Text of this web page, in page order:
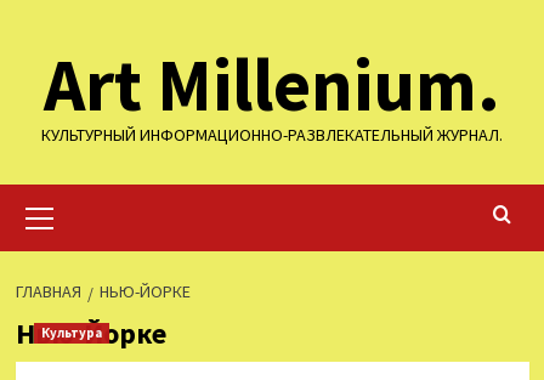
содержимому
Art Millenium.
КУЛЬТУРНЫЙ ИНФОРМАЦИОННО-РАЗВЛЕКАТЕЛЬНЫЙ ЖУРНАЛ.
меню
ГЛАВНАЯ НЬЮ-ЙОРКЕ
Нью-Йорке
Культура